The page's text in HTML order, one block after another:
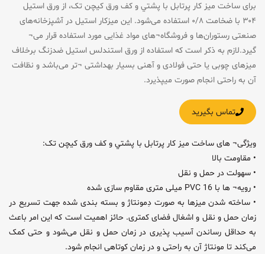
برای ساخت ميز کار پرتابل با پشتي و کف ورق کیچن تک، از ورق استیل
۳۰۴ با ضخامت ۰/۸ استفاده می‌شود. این میزکار استیل در آشپزخانه‌های
صنعتی رستوران‌ها و فروشگاه‌¬های مواد غذایی مورد استفاده قرار می¬
گیرد.لازم به ذکر است که استفاده از ورق استندلس استیل ضدزنگ برخلاف
میزهای چوبی یا حتی فولادی و آهنی بسیار بهداشتی ¬تر می‌باشد و نظافت
آن به راحتی انجام صورت میپذیرد.
تماس بگیرید
ویژگی¬ های ساخت ميز کار پرتابل با پشتي و کف ورق کیچن تک:
• مقاومت بالا
• سهولت در حمل و نقل
• رویه¬ ها با PVC 16 میلی متری مقاوم سازی شده
• ساخته شدن میزها به صورت دِمونتاژ و بسته بندی شده جهت تسریع در
زمان حمل و نقل و اشغال فضای کمتری. حائز اهمیت است که این امر باعث
به حداقل رساندن آسیب پذیری در زمان حمل و نقل می‌شود و حتی کمک
می‌کند تا مونتاژ آن به راحتی و در زمان کوتاهی انجام شود.